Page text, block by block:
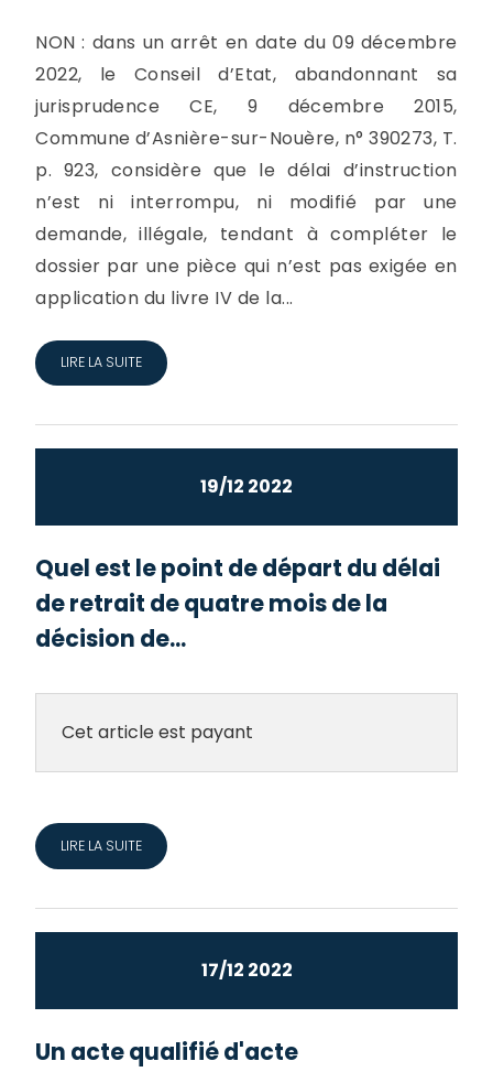
NON : dans un arrêt en date du 09 décembre
2022, le Conseil d’Etat, abandonnant sa
jurisprudence CE, 9 décembre 2015,
Commune d’Asnière-sur-Nouère, n° 390273, T.
p. 923, considère que le délai d’instruction
n’est ni interrompu, ni modifié par une
demande, illégale, tendant à compléter le
dossier par une pièce qui n’est pas exigée en
application du livre IV de la...
LIRE LA SUITE
19/12 2022
Quel est le point de départ du délai
de retrait de quatre mois de la
décision de...
Cet article est payant
LIRE LA SUITE
17/12 2022
Un acte qualifié d'acte